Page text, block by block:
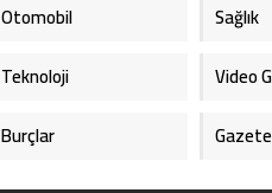
Otomobil
Sağlık
Teknoloji
Video
Burçlar